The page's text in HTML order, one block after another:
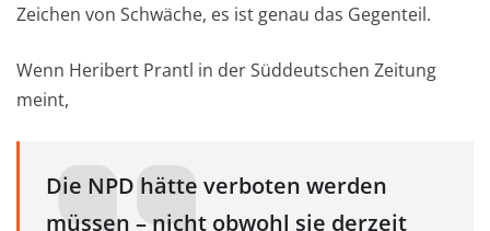
Zeichen von Schwäche, es ist genau das Gegenteil.
Wenn Heribert Prantl in der Süddeutschen Zeitung
meint,
Die NPD hätte verboten werden
müssen – nicht obwohl sie derzeit